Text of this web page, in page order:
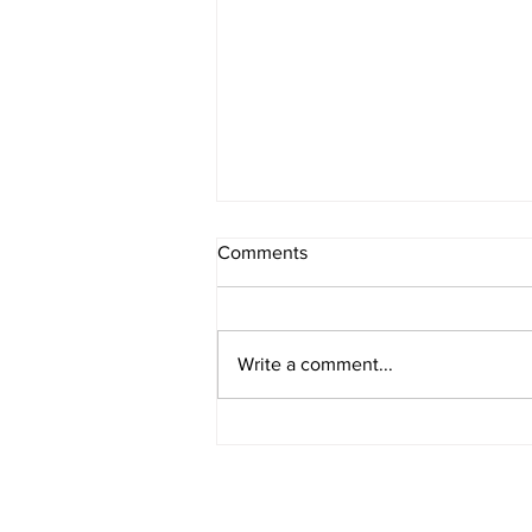
Comments
Write a comment...